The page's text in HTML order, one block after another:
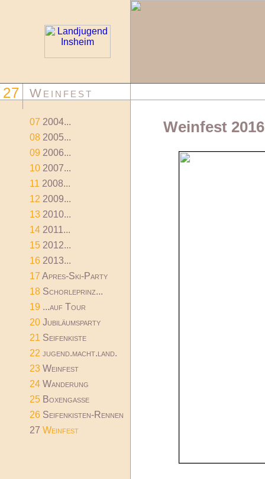
27 Weinfest
07 2004...
08 2005...
09 2006...
10 2007...
11 2008...
12 2009...
13 2010...
14 2011...
15 2012...
16 2013...
17 Apres-Ski-Party
18 Schorleprinz...
19 ...auf Tour
20 Jubiläumsparty
21 Seifenkiste
22 jugend.macht.land.
23 Weinfest
24 Wanderung
25 Boxengasse
26 Seifenkisten-Rennen
27 Weinfest
Weinfest 2016